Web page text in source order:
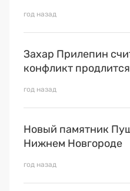
год назад
Захар Прилепин
конфликт
год назад
Новый памятник
Нижнем Новгороде
год назад